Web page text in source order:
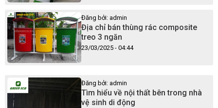
Đăng bởi: admin
Địa chỉ bán thùng rác composite
treo 3 ngăn
23/03/2025 - 04:44
Đăng bởi: admin
Tìm hiểu về nội thất bên trong nhà
vệ sinh di động